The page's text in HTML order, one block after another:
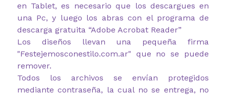
en Tablet, es necesario que los descargues en
una Pc, y luego los abras con el programa de
descarga gratuita “Adobe Acrobat Reader”
Los diseños llevan una pequeña firma
"Festejemosconestilo.com.ar" que no se puede
remover.
Todos los archivos se envían protegidos
mediante contraseña, la cual no se entrega, no